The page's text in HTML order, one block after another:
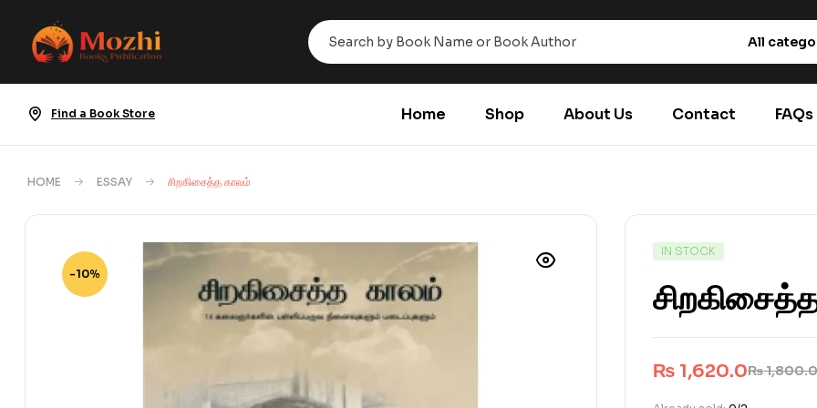
All
Find a Book Store Home Shop About Us Contact FAQs
HOME ESSAY சிறகிசைத்த காலம்
-10%
IN STOCK
₨1,800.0
₨ 1,620.0